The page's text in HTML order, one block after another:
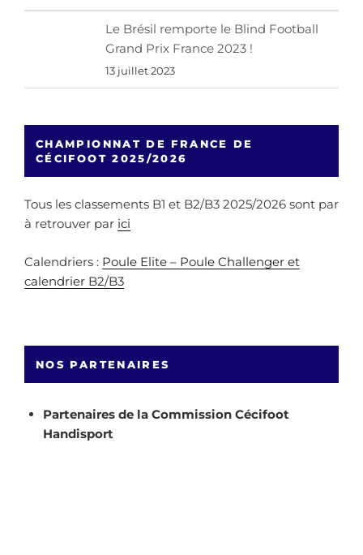
Le Brésil remporte le Blind Football
Grand Prix France 2023 !
13 juillet 2023
CHAMPIONNAT DE FRANCE DE
CÉCIFOOT 2025/2026
Tous les classements B1 et B2/B3 2025/2026 sont par
à retrouver par ici
Calendriers : Poule Elite – Poule Challenger et
calendrier B2/B3
NOS PARTENAIRES
Partenaires de la Commission Cécifoot
Handisport